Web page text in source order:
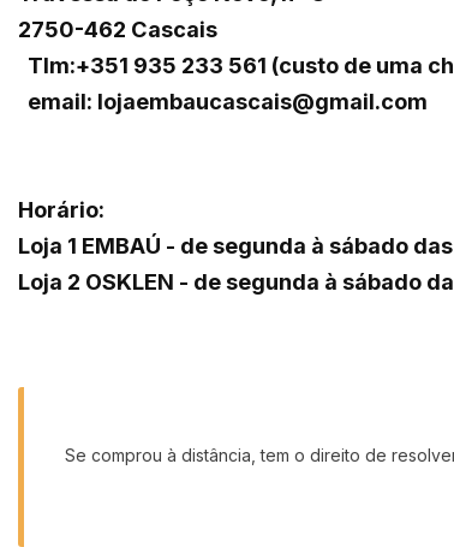
2750-462 Cascais
Tlm:+351 935 233 561 (custo de uma
email: lojaembaucascais@gmail.com
Horário:
Loja 1 EMBAÚ - de segunda à sábado
Loja 2 OSKLEN - de segunda à sábado
Se comprou à distância, tem o direito de